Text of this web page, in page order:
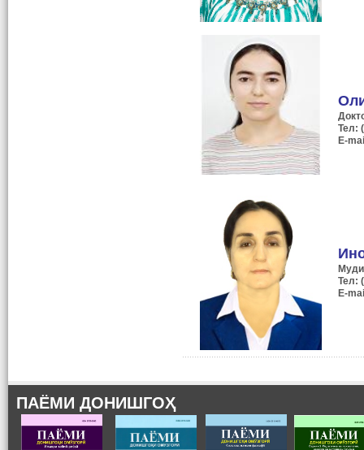
Тел:
Е-
Тел:
Е-
ПАЁМИ ДОНИШГОҲ